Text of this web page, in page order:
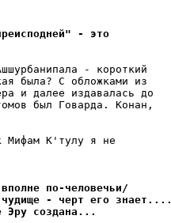
- это
- короткий
была? С обложками из
и далее издавалась до
был Говарда. Конан,
Мифам К'тулу я не
по-человечьи/
чудище - черт его знает....
Эру создана...